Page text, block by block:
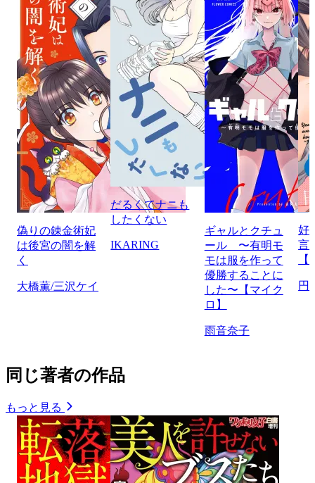
偽りの錬金術妃
は後宮の闇を解
く
大橋薫/三沢ケイ
だるくてナニも
したくない
IKARING
ギャルとクチュ
ール 〜有明モ
モは服を作って
優勝することに
した〜【マイク
ロ】
雨音奈子
好
言
円
同じ著者の作品
もっと見る